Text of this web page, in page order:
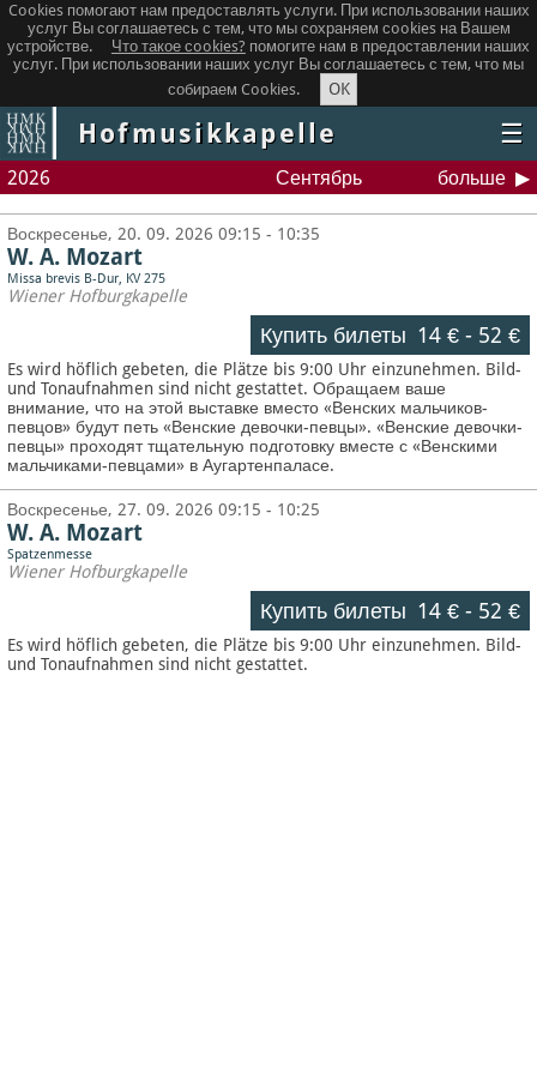
Cookies помогают нам предоставлять услуги. При использовании наших
услуг Вы соглашаетесь с тем, что мы сохраняем сookies на Вашем
устройстве.
Что такое сookies? помогите нам в предоставлении наших
услуг. При использовании наших услуг Вы соглашаетесь с тем, что мы
собираем Cookies.
OK
Hofmusikkapelle ☰
2026 Сентябрь больше
Воскресенье, 20. 09. 2026 09:15 - 10:35
W. A. Mozart
Missa brevis B-Dur, KV 275
Wiener Hofburgkapelle
Купить билеты 14 €- 52 €
Es wird höflich gebeten, die Plätze bis 9:00 Uhr einzunehmen. Bild-
und Tonaufnahmen sind nicht gestattet.Обращаем ваше
внимание, что на этой выставке вместо «Венских мальчиков-
певцов» будут петь «Венские девочки-певцы». «Венские девочки-
певцы» проходят тщательную подготовку вместе с «Венскими
мальчиками-певцами» в Аугартенпаласе.
Воскресенье, 27. 09. 2026 09:15 - 10:25
W. A. Mozart
Spatzenmesse
Wiener Hofburgkapelle
Купить билеты 14 €- 52 €
Es wird höflich gebeten, die Plätze bis 9:00 Uhr einzunehmen. Bild-
und Tonaufnahmen sind nicht gestattet.